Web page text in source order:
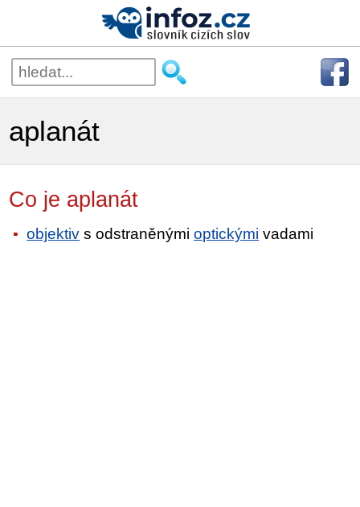
aplanát
Co je aplanát
objektiv s odstraněnýmioptickými vadami